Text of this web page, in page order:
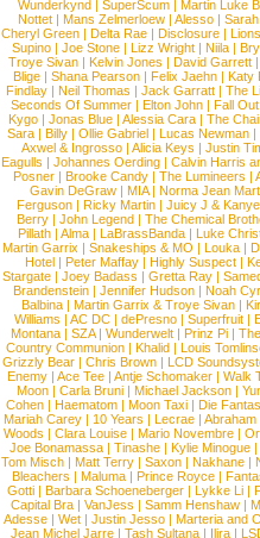
Wunderkynd | SuperScum | Martin Luke
Nottet |Mans Zelmerloew |Alesso |
Cheryl Green |Delta Rae |Disclosure |
Supino |Joe Stone |Lizz Wright |Niila |
Troye Sivan | Kelvin Jones | David Garrett
Blige | Shana Pearson | Felix Jaehn | Katy
Findlay |Neil Thomas |Jack Garratt |The
Seconds Of Summer |Elton John |Fall
Kygo |Jonas Blue |Alessia Cara |The
Sara |Billy |Ollie Gabriel |Lucas Newman |
Axwel & Ingrosso | Alicia Keys | Justin
Eagulls |Johannes Oerding |Calvin Harris
Posner |Brooke Candy |The Lumineers |
Gavin DeGraw | MIA| Norma Jean
Ferguson | Ricky Martin | Juicy J &
Berry | John Legend | The Chemical
Pillath |Alma |LaBrassBanda |Luke
Martin Garrix | Snakeships & MO | Louka |
Hotel | Peter Maffay | Highly Suspect |
Stargate |Joey Badass |Gretta Ray |
Brandenstein |Jennifer Hudson |Noah
Balbina | Martin Garrix & Troye Sivan |
Williams |AC DC |dePresno |Superfruit |
Montana |SZA|Wunderwelt |Prinz Pi |
Country Communion | Khalid | Louis
Grizzly Bear | Chris Brown | LCD
Enemy | Ace Tee | Antje Schomaker | Walk
Moon |Carla Bruni |Michael Jackson |
Cohen |Haematom |Moon Taxi |Die
Mariah Carey | 10 Years | Lecrae | Abraham
Woods |Clara Louise |Mario Novembre |
Joe Bonamassa | Tinashe | Kylie Minogue |
Tom Misch |Matt Terry |Saxon |Nakhane |
Bleachers | Maluma | Prince Royce |
Gotti |Barbara Schoeneberger |Lykke Li |
Capital Bra |VanJess |Samm Henshaw |
Adesse |Wet |Justin Jesso |Marteria and
Jean Michel Jarre |Tash Sultana | Ilira |